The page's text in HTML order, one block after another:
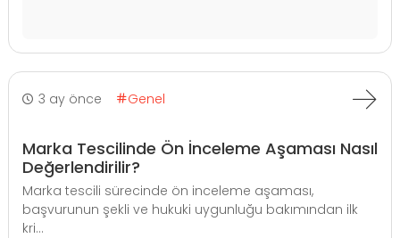
3 ay önce Genel
Marka Tescilinde Ön İnceleme Aşaması Nasıl
Değerlendirilir?
Marka tescili sürecinde ön inceleme aşaması,
başvurunun şekli ve hukuki uygunluğu bakımından ilk
kri...